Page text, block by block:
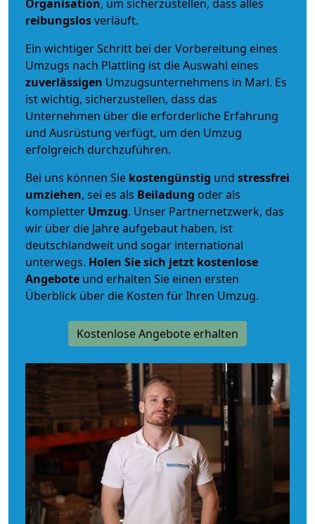
Organisation, um sicherzustellen, dass alles
reibungslosverläuft.
Ein wichtiger Schritt bei der Vorbereitung eines
Umzugs nach Plattling ist die Auswahl eines
zuverlässigen Umzugsunternehmens in Marl. Es
ist wichtig, sicherzustellen, dass das
Unternehmen über die erforderliche Erfahrung
und Ausrüstung verfügt, um den Umzug
erfolgreich durchzuführen.
Bei uns können Sie kostengünstig und stressfrei
umziehen, sei es als Beiladung oder als
kompletter Umzug. Unser Partnernetzwerk, das
wir über die Jahre aufgebaut haben, ist
deutschlandweit und sogar international
unterwegs. Holen Sie sich jetzt kostenlose
Angebote und erhalten Sie einen ersten
Überblick über die Kosten für Ihren Umzug.
Kostenlose Angebote erhalten